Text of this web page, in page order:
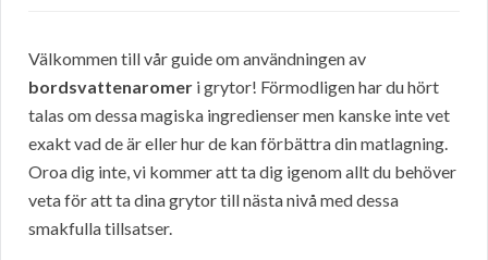
Välkommen till vår guide om användningen av
bordsvattenaromer i grytor! Förmodligen har du hört
talas om dessa magiska ingredienser men kanske inte vet
exakt vad de är eller hur de kan förbättra din matlagning.
Oroa dig inte, vi kommer att ta dig igenom allt du behöver
veta för att ta dina grytor till nästa nivå med dessa
smakfulla tillsatser.